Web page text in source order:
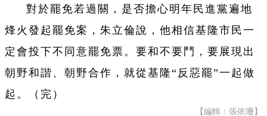
對於罷免若過關，是否擔心明年民進黨遍地
烽火發起罷免案，朱立倫說，他相信基隆市民一
定會投下不同意罷免票。要和不要鬥，要展現出
朝野和諧、朝野合作，就從基隆“反惡罷”一起做
起。（完）
【編輯：張依珊】